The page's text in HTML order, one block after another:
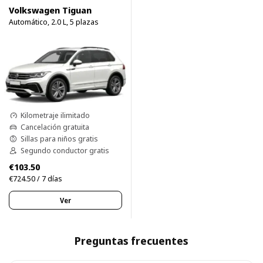
Volkswagen Tiguan
Automático, 2.0 L, 5 plazas
Kilometraje ilimitado
Cancelación gratuita
Sillas para niños gratis
Segundo conductor gratis
€103.50
€724.50 / 7 días
Ver
Preguntas frecuentes